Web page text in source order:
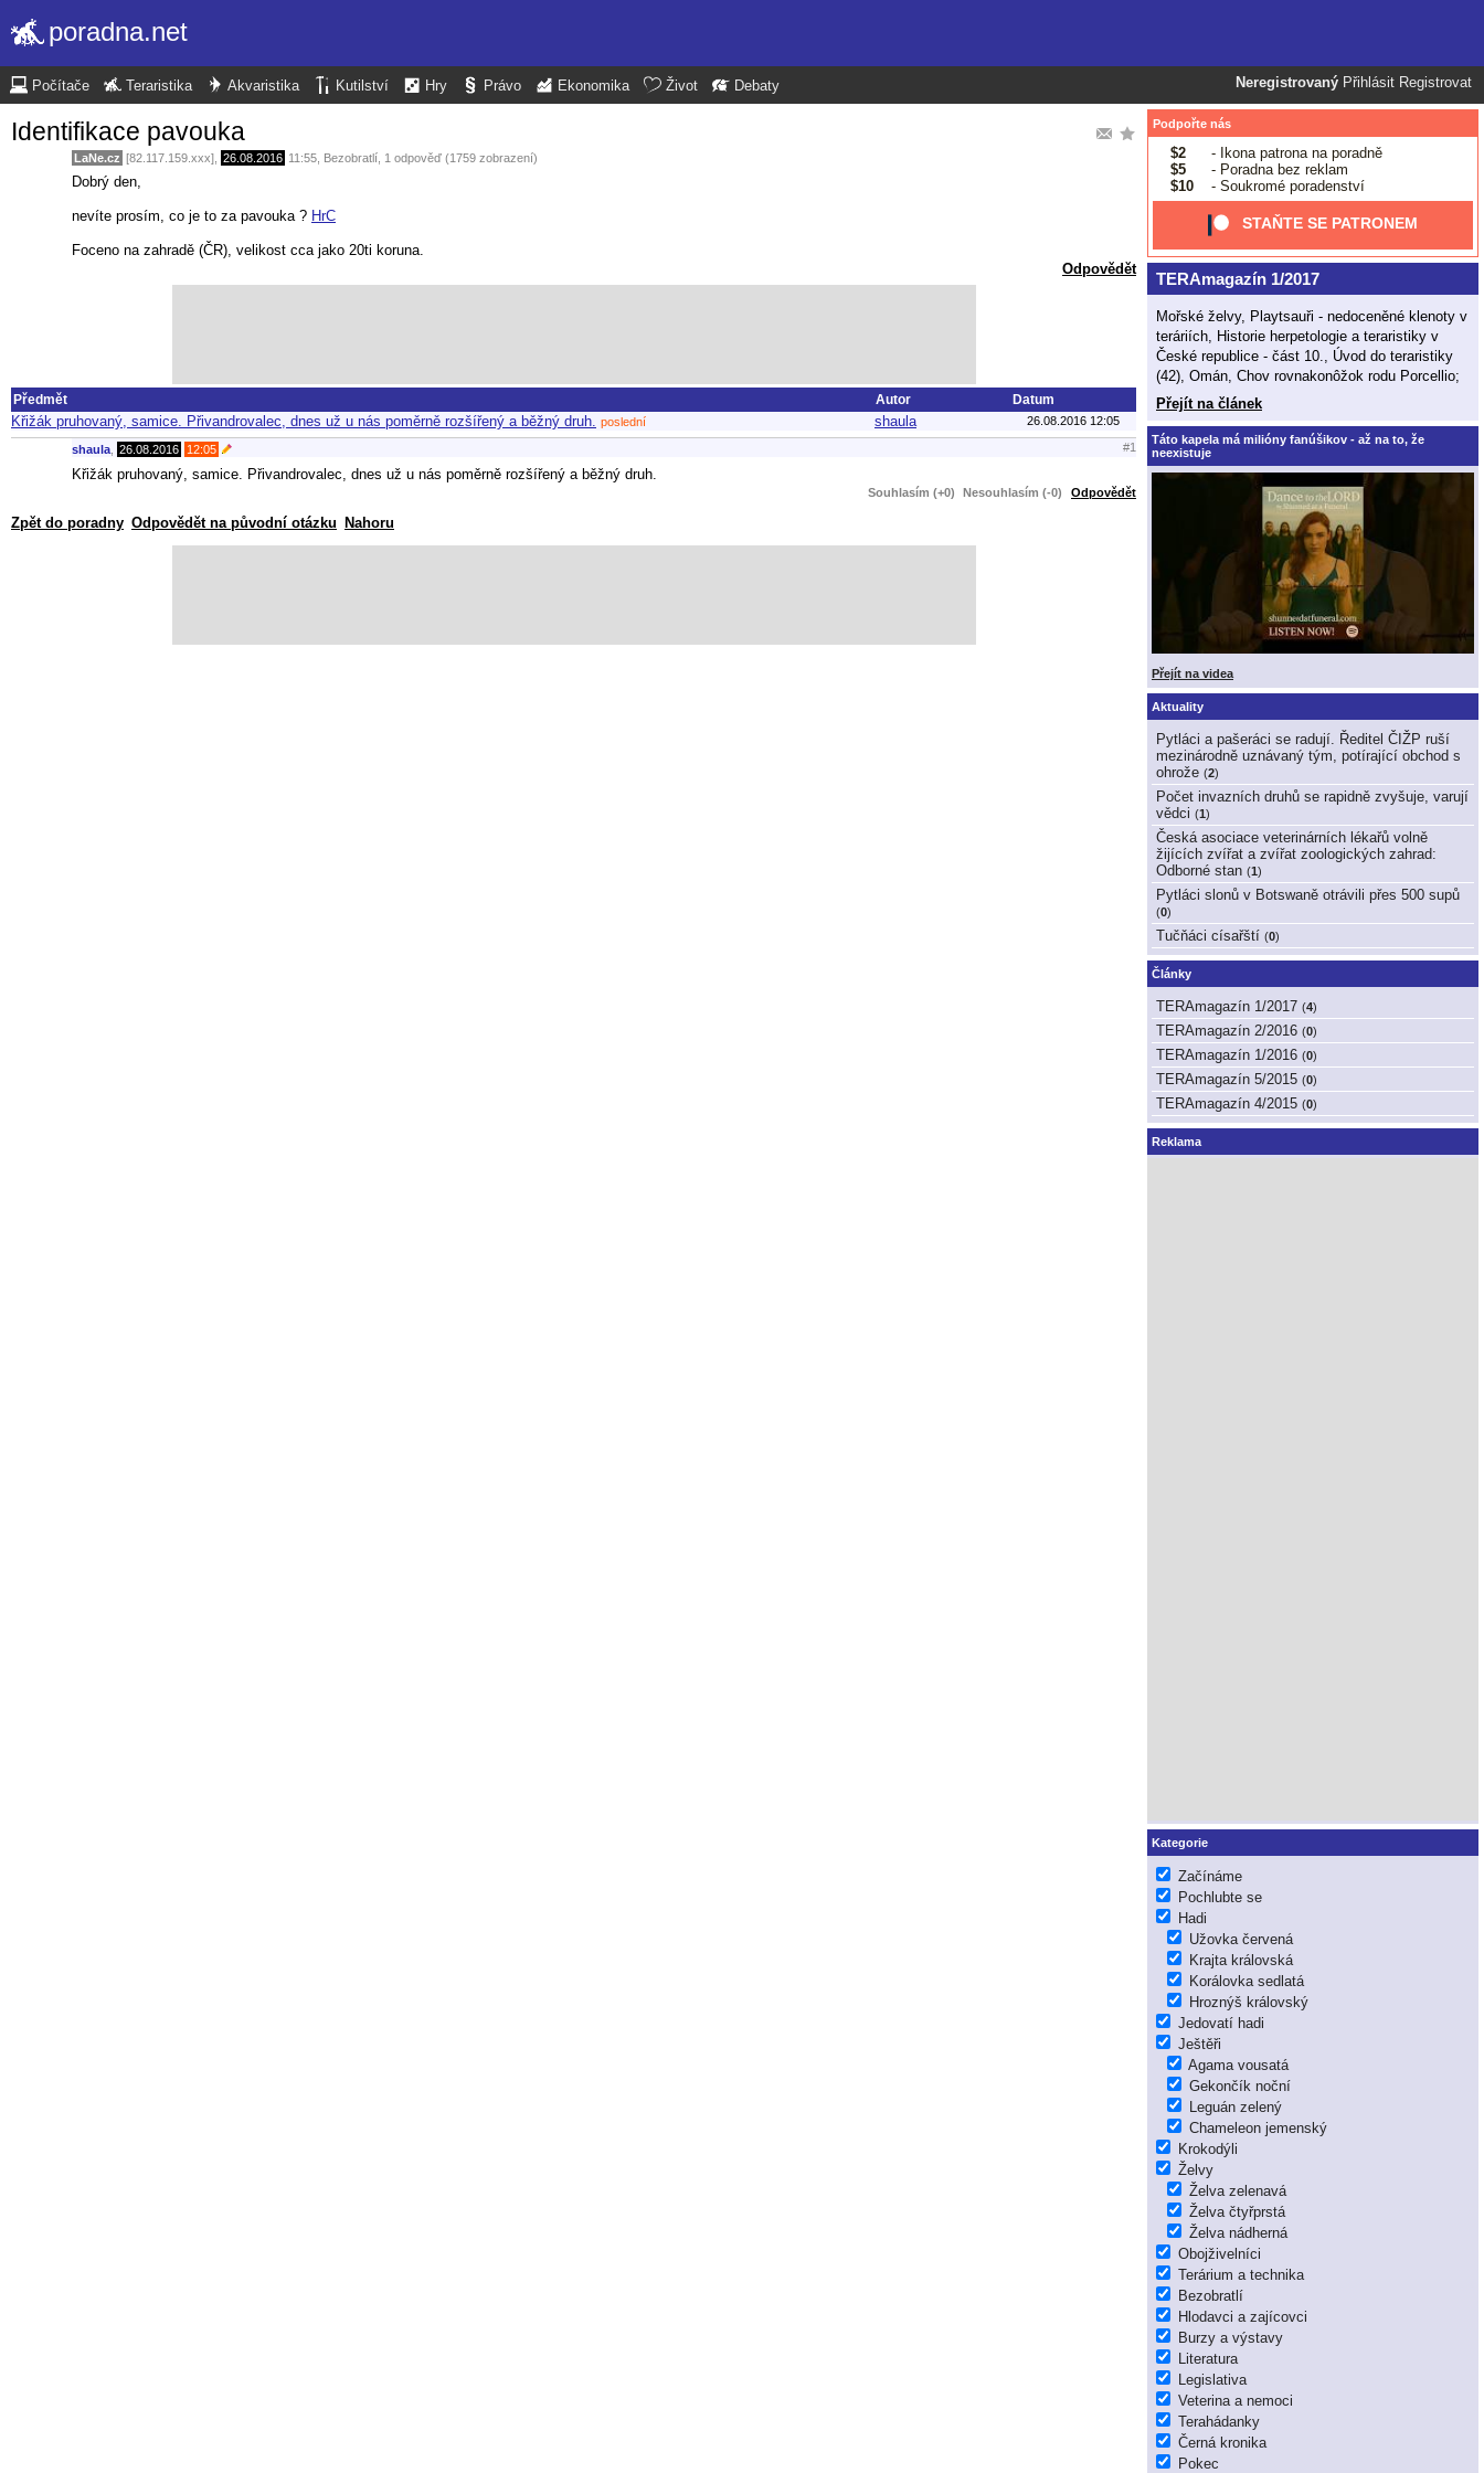
poradna.net
Neregistrovaný Přihlásit Registrovat
Počítače Teraristika Akvaristika Kutilství Hry Právo Ekonomika Život Debaty
Identifikace pavouka
LaNe.cz [82.117.159.xxx], 26.08.2016 11:55 Bezobratlí , 1 odpověď (1759 zobrazení)
Dobrý den,
nevíte prosím, co je to za pavouka ? HrC
Foceno na zahradě (ČR), velikost cca jako 20ti koruna.
Odpovědět
Předmět Autor Datum
Křižák pruhovaný, samice. Přivandrovalec, dnes už u nás poměrně rozšířený a běžný druh. poslední shaula 26.08.2016 12:05
shaula 26.08.2016 12:05 #1
Křižák pruhovaný, samice. Přivandrovalec, dnes už u nás poměrně rozšířený a běžný druh.
Souhlasím (+0) Nesouhlasím (-0) Odpovědět
Zpět do poradny Odpovědět na původní otázku Nahoru
Podpořte nás
$2
- Ikona patrona na poradně
$5
- Poradna bez reklam
$10
- Soukromé poradenství
STAŇTE SE PATRONEM
TERAmagazín 1/2017
Mořské želvy, Playtsauři - nedoceněné klenoty v
teráriích, Historie herpetologie a teraristiky v
České republice - část 10., Úvod do teraristiky
(42), Omán, Chov rovnakonôžok rodu Porcellio;
Přejít na článek
Táto kapela má milióny fanúšikov - až na to, že
neexistuje
Přejít na videa
Aktuality
Pytláci a pašeráci se radují. Ředitel ČIŽP ruší
mezinárodně uznávaný tým, potírající obchod s
ohrože (2)
Počet invazních druhů se rapidně zvyšuje, varují
vědci (1)
Česká asociace veterinárních lékařů volně
žijících zvířat a zvířat zoologických zahrad:
Odborné stan (1)
Pytláci slonů v Botswaně otrávili přes 500 supů
(0)
Tučňáci císařští (0)
Články
TERAmagazín 1/2017 (4)
TERAmagazín 2/2016 (0)
TERAmagazín 1/2016 (0)
TERAmagazín 5/2015 (0)
TERAmagazín 4/2015 (0)
Reklama
Kategorie
Začínáme
Pochlubte se
Hadi
Užovka červená
Krajta královská
Korálovka sedlatá
Hroznýš královský
Jedovatí hadi
Ještěři
Agama vousatá
Gekončík noční
Leguán zelený
Chameleon jemenský
Krokodýli
Želvy
Želva zelenavá
Želva čtyřprstá
Želva nádherná
Obojživelníci
Terárium a technika
Bezobratlí
Hlodavci a zajícovci
Burzy a výstavy
Literatura
Legislativa
Veterina a nemoci
Terahádanky
Černá kronika
Pokec